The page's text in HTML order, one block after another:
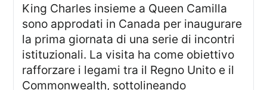
King Charles insieme a Queen Camilla
sono approdati in Canada per inaugurare
la prima giornata di una serie di incontri
istituzionali. La visita ha come obiettivo
rafforzare i legami tra il Regno Unito e il
Commonwealth, sottolineando